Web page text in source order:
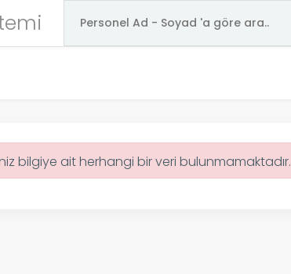
bilgiye ait herhangi bir veri bulunmamaktadır.